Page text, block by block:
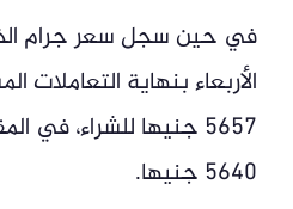
الأربعاء بنهاية
5657 جنيها للشراء،
5640 جنيها.